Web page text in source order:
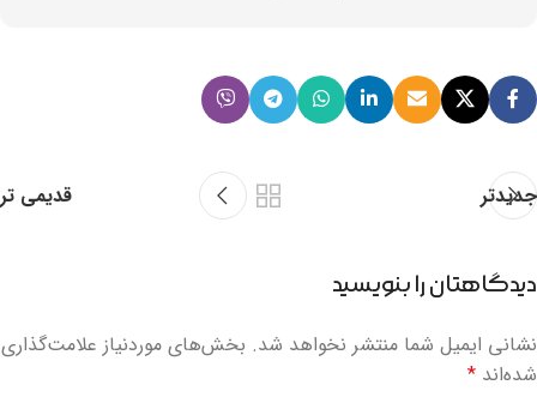
جدیدتر قدیمی تر
دیدگاهتان را بنویسید
نشانی ایمیل شما منتشر نخواهد شد. بخش‌های موردنیاز علامت‌گذاری
شده‌اند *